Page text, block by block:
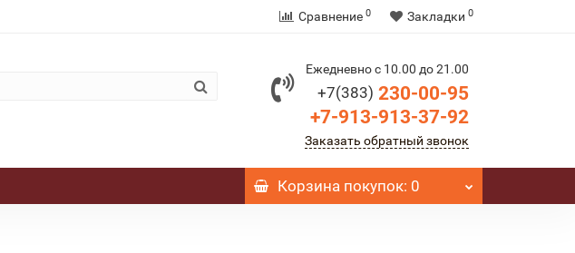
Сравнение 0 Закладки 0
Ежедневно с 10.00 до 21.00
+7(383) 230-00-95
+7-913-913-37-92
Заказать обратный звонок
Корзинапокупок: 0